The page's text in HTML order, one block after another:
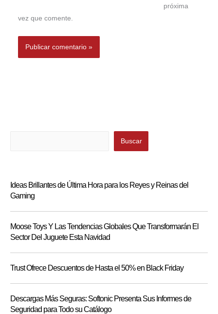
próxima
vez que comente.
Buscar
Ideas Brillantes de Última Hora para los Reyes y Reinas del
Gaming
Moose Toys Y Las Tendencias Globales Que Transformarán El
Sector Del Juguete Esta Navidad
Trust Ofrece Descuentos de Hasta el 50% en Black Friday
Descargas Más Seguras: Softonic Presenta Sus Informes de
Seguridad para Todo su Catálogo